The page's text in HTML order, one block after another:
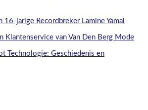
16-jarige Recordbreker Lamine Yamal
Klantenservice van Van Den Berg Mode
Technologie: Geschiedenis en